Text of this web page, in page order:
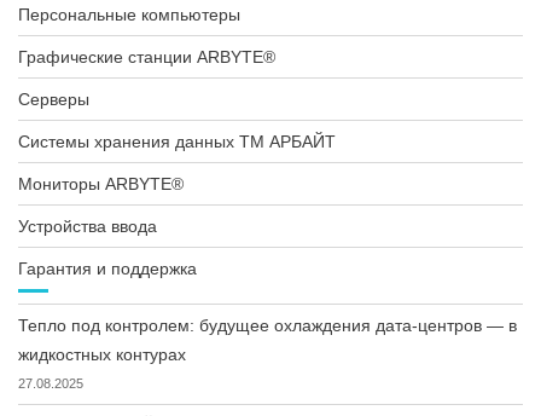
Персональные компьютеры
Графические станции ARBYTE®
Серверы
Системы хранения данных ТМ АРБАЙТ
Мониторы ARBYTE®
Устройства ввода
Гарантия и поддержка
Тепло под контролем: будущее охлаждения дата-центров — в
жидкостных контурах
27.08.2025